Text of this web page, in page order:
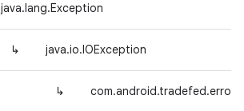
java.lang.Exception
↳ java.io.IOException
↳